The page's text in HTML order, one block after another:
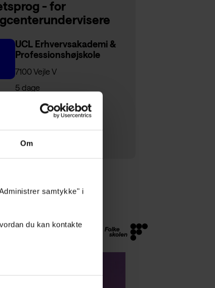
Om
samtykke" i
du kan kontakte
- for
UCL Erhvervsakademi &
Professionshøjskole
7100 Vejle V
5 dage
Pris 10.900,-